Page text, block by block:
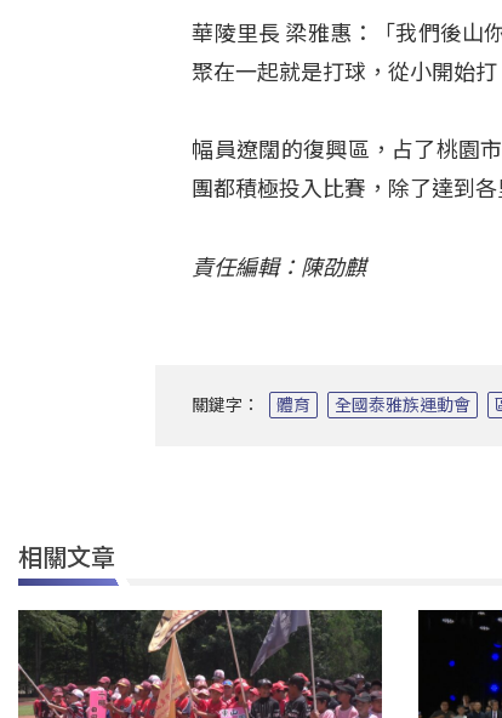
華陵里長 梁雅惠：「我們後山
聚在一起就是打球，從小開始打
幅員遼闊的復興區，占了桃園
團都積極投入比賽，除了達到
責任編輯：陳劭麒
關鍵字： 體育 全國泰雅族運動會
相關文章